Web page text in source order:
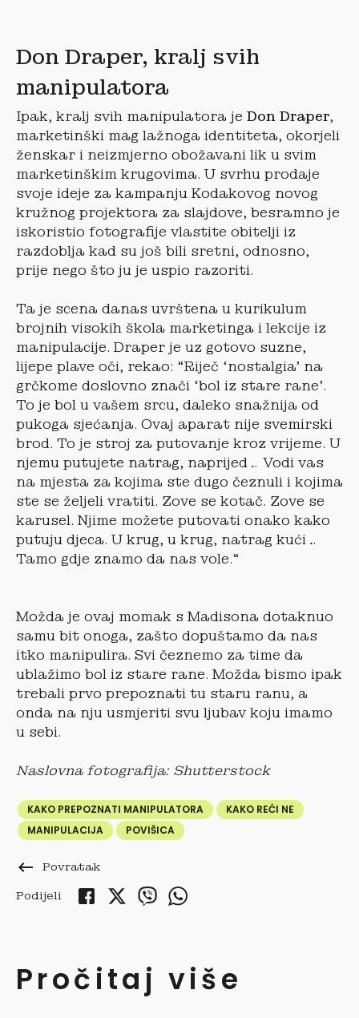
Don Draper, kralj svih
manipulatora
Ipak, kralj svih manipulatora je Don Draper,
marketinški mag lažnoga identiteta, okorjeli
ženskar i neizmjerno obožavani lik u svim
marketinškim krugovima. U svrhu prodaje
svoje ideje za kampanju Kodakovog novog
kružnog projektora za slajdove, besramno je
iskoristio fotografije vlastite obitelji iz
razdoblja kad su još bili sretni, odnosno,
prije nego što ju je uspio razoriti.
Ta je scena danas uvrštena u kurikulum
brojnih visokih škola marketinga i lekcije iz
manipulacije. Draper je uz gotovo suzne,
lijepe plave oči, rekao: “Riječ ‘nostalgia’ na
grčkome doslovno znači ‘bol iz stare rane’.
To je bol u vašem srcu, daleko snažnija od
pukoga sjećanja. Ovaj aparat nije svemirski
brod. To je stroj za putovanje kroz vrijeme. U
njemu putujete natrag, naprijed… Vodi vas
na mjesta za kojima ste dugo čeznuli i kojima
ste se željeli vratiti. Zove se kotač. Zove se
karusel. Njime možete putovati onako kako
putuju djeca. U krug, u krug, natrag kući…
Tamo gdje znamo da nas vole.“
Možda je ovaj momak s Madisona dotaknuo
samu bit onoga, zašto dopuštamo da nas
itko manipulira. Svi čeznemo za time da
ublažimo bol iz stare rane. Možda bismo ipak
trebali prvo prepoznati tu staru ranu, a
onda na nju usmjeriti svu ljubav koju imamo
u sebi.
Naslovna fotografija: Shutterstock
KAKO PREPOZNATI MANIPULATORA
KAKO REĆI NE
MANIPULACIJA
POVIŠICA
keyboard_backspace Povratak
Podijeli
Pročitaj više